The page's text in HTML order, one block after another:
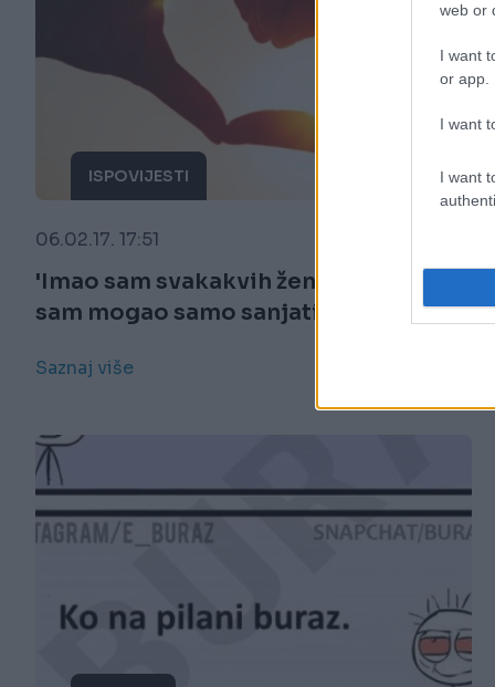
web or
I want
or app.
I want
I want
ISPOVIJESTI
06.02.17. 17:51
'Imao sam svakakvih žena, ali ovakvu
sam mogao samo sanjati'
Saznaj više